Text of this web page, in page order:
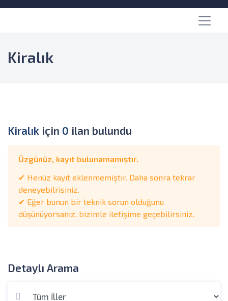
Kiralık
Kiralık için 0 ilan bulundu
Üzgünüz, kayıt bulunamamıştır.
✔ Henüz kayıt eklenmemiştir. Daha sonra tekrar
deneyebilrisiniz.
✔ Eğer bunun bir teknik sorun olduğunu
düşünüyorsanız, bizimle iletişime geçebilirsiniz.
Detaylı Arama